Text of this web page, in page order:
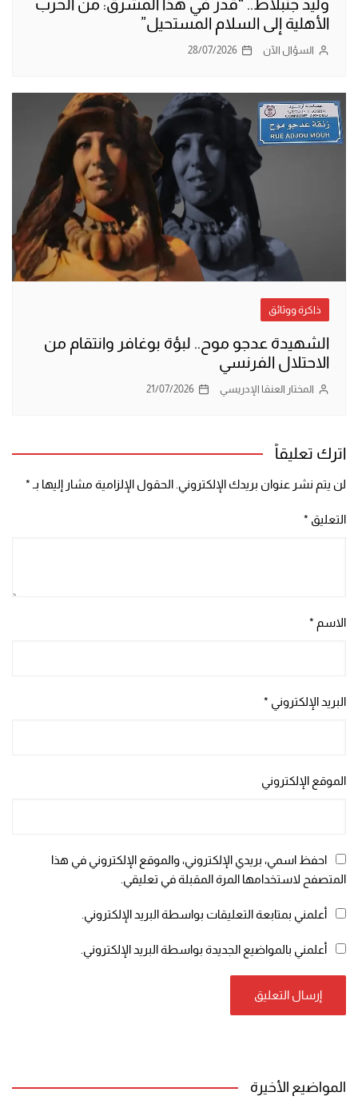
وليد جنبلاط.. “قدر في هذا المشرق: من الحرب
الأهلية إلى السلام المستحيل”
السؤال الآن 28/07/2026
ذاكرة ووثائق
الشهيدة عدجو موح.. لبؤة بوغافر وانتقام من
الاحتلال الفرنسي
المختار العنقا الإدريسي 21/07/2026
اترك تعليقاً
لن يتم نشر عنوان بريدك الإلكتروني. الحقول الإلزامية مشار إليها بـ *
التعليق *
الاسم *
البريد الإلكتروني *
الموقع الإلكتروني
احفظ اسمي، بريدي الإلكتروني، والموقع الإلكتروني في هذا
المتصفح لاستخدامها المرة المقبلة في تعليقي.
أعلمني بمتابعة التعليقات بواسطة البريد الإلكتروني.
أعلمني بالمواضيع الجديدة بواسطة البريد الإلكتروني.
المواضيع الأخيرة